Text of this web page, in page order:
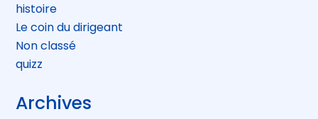
histoire
Le coin du dirigeant
Non classé
quizz
Archives